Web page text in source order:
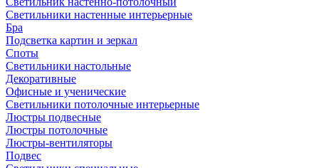
Светильники настенные интерьерные
Бра
Подсветка картин и зеркал
Споты
Светильники настольные
Декоративные
Офисные и ученические
Светильники потолочные интерьерные
Люстры подвесные
Люстры потолочные
Люстры-вентиляторы
Подвес